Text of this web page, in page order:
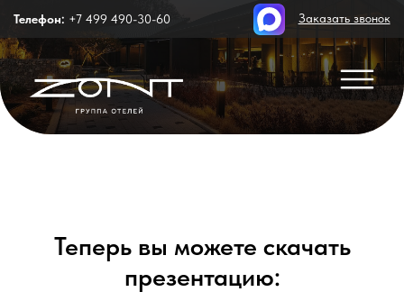
Телефон: +7 499 490-30-60 Заказать звонок
Теперь вы можете скачать
презентацию: